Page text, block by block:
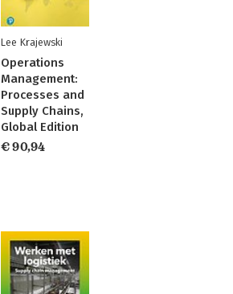
Lee Krajewski
Operations
Management:
Processes and
Supply Chains,
Global Edition
€ 90,94